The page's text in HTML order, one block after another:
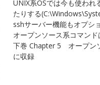
UNIX系OSでは今も使わ
たりする
sshサーバー機能もオプシ
オープンソース系コマンド
下巻 Chapter 5 オープン
に収録